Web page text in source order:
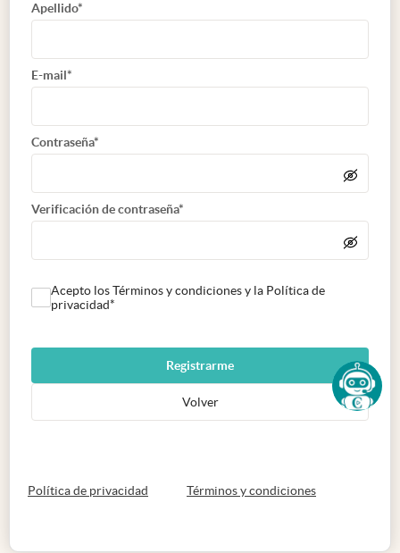
Apellido*
E-mail*
Contraseña*
Verificación de contraseña*
Acepto los Términos y condiciones y la Política de
privacidad*
Registrarme
Volver
Política de privacidad abre en nueva pestaña
Términos y condicionesabre en nueva